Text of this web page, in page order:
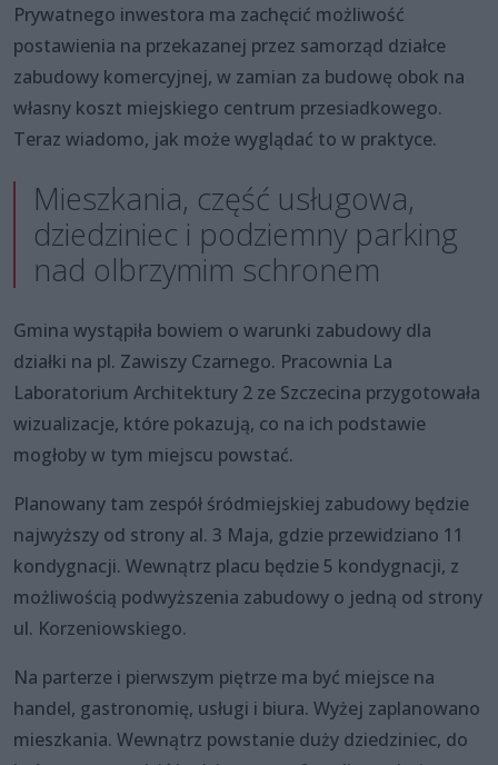
Prywatnego inwestora ma zachęcić możliwość
postawienia na przekazanej przez samorząd działce
zabudowy komercyjnej, w zamian za budowę obok na
własny koszt miejskiego centrum przesiadkowego.
Teraz wiadomo, jak może wyglądać to w praktyce.
Mieszkania, część usługowa,
dziedziniec i podziemny parking
nad olbrzymim schronem
Gmina wystąpiła bowiem o warunki zabudowy dla
działki na pl. Zawiszy Czarnego. Pracownia La
Laboratorium Architektury 2 ze Szczecina przygotowała
wizualizacje, które pokazują, co na ich podstawie
mogłoby w tym miejscu powstać.
Planowany tam zespół śródmiejskiej zabudowy będzie
najwyższy od strony al. 3 Maja, gdzie przewidziano 11
kondygnacji. Wewnątrz placu będzie 5 kondygnacji, z
możliwością podwyższenia zabudowy o jedną od strony
ul. Korzeniowskiego.
Na parterze i pierwszym piętrze ma być miejsce na
handel, gastronomię, usługi i biura. Wyżej zaplanowano
mieszkania. Wewnątrz powstanie duży dziedziniec, do